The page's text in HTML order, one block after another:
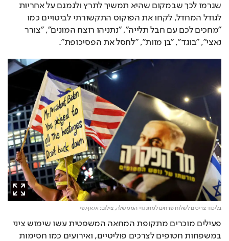
שגרמו לכך שבמקום שהיא תמשיך לתרץ ולגמגם על אחריות
לגודל המחדל, לקחו את הפוקוס התקשורתי לביטויים כמו
"מחכים לכם עם חבל תלייה", "נתניהו רוצח המונים", "צורר
נאצי", "בוגד", "בן מוות", "לחסל את הפסיכופת".
בליכוד צריכים לשלוח פרחים למתנגדי הממשלה,צילום: אי.אף.פי
פעילים מוכרים מתקופת המחאה המשפטית עשו שימוש ציני
במשפחות חטופים לצרכים פוליטיים, ואירועים כמו חסימות